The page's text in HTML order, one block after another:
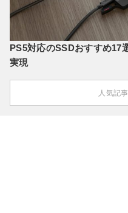
PS5対応のSSDおすすめ17
実現
人気記